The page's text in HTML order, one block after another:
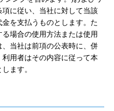
に従い、当社に対して当該
を支払うものとします。た
場合の使用方法または使用
当社は前項の公表時に、併
用者はその内容に従って本
ます。